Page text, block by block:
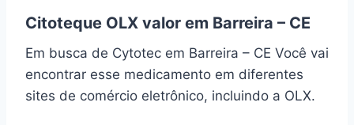
Citoteque OLX valor em Barreira – CE
Em busca de Cytotec em Barreira – CE Você vai
encontrar esse medicamento em diferentes
sites de comércio eletrônico, incluindo a OLX.